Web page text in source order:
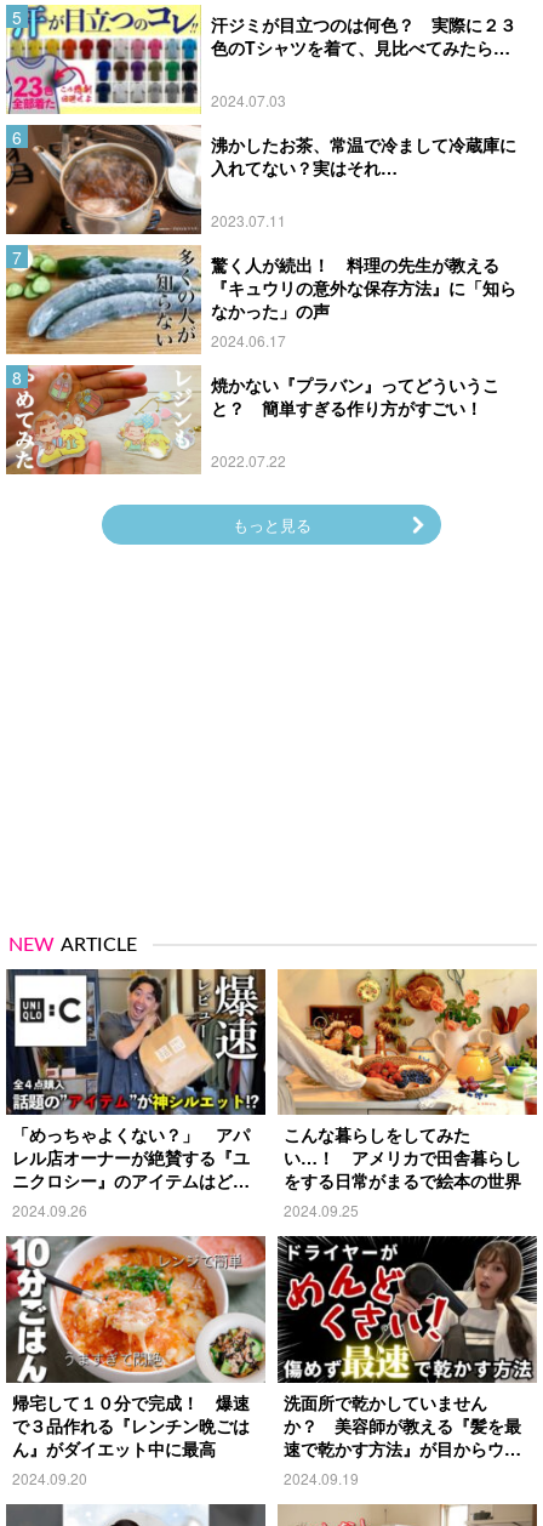
汗ジミが目立つのは何色？ 実際に２３
色のTシャツを着て、見比べてみたら…
2024.07.03
沸かしたお茶、常温で冷まして冷蔵庫に
入れてない？実はそれ…
2023.07.11
驚く人が続出！ 料理の先生が教える
『キュウリの意外な保存方法』に「知ら
なかった」の声
2024.06.17
焼かない『プラバン』ってどういうこ
と？ 簡単すぎる作り方がすごい！
2022.07.22
もっと見る
NEW ARTICLE
「めっちゃよくない？」 アパ
レル店オーナーが絶賛する『ユ
ニクロシー』のアイテムはど
れ？
2024.09.26
こんな暮らしをしてみた
い…！ アメリカで田舎暮らし
をする日常がまるで絵本の世界
2024.09.25
帰宅して１０分で完成！ 爆速
で３品作れる『レンチン晩ごは
ん』がダイエット中に最高
2024.09.20
洗面所で乾かしていません
か？ 美容師が教える『髪を最
速で乾かす方法』が目からウロ
コ
2024.09.19